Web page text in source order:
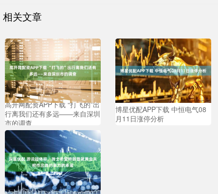
相关文章
高开网配资APP下载 “打飞的”出
行离我们还有多远——来自深圳
市的调查
博星优配APP下载 中恒电气08
月11日涨停分析